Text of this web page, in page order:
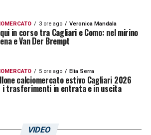
3 ore ago Veronica Mandala
in corso tra Cagliari e Como: nel mirino
e Van Der Brempt
5 ore ago Elia Serra
calciomercato estivo Cagliari 2026
i trasferimenti in entrata e in uscita
VIDEO